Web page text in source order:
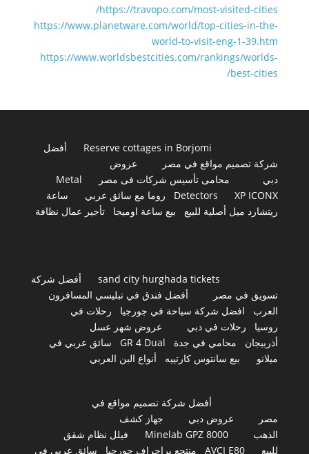
https://travopo.com/most-visited-cities/
https://www.planetware.com/world/top-cities-in-the-
world-to-visit-eng-1-39.htm
https://www.worldsbestcities.com/rankings/worlds-
best-cities/
Reserve cottages in Borjomi
أفضل
شركة تصميم مواقع في مصر
عروض
دبي
محامى تأسيس شركات فى مصر
Metal
Detectors
XP ICONX روما مع سائق عربي
ساعة
ريتشارد ميل أصلية للبيع
بيع ساعة اوميجا تأجير عمال نظافة
sand city hurghada tickets
أفضل شركة
تسويق في مصر
أفضل فندق في تبليسي المسافرون
العرب
افضل شركة سياحة في جورجيا
رحلات في
روسيا
رحلات في دبي
عروض شهر عسل
أذربيجان
محامي في جدة GR 4 Dual
سائق عربي في
ميلانو
بيع سانتوس كارتييه أنواع البن العربي
أفضل شركة تصميم مواقع في
مصر
عروض دبي
جهاز كشف
الذهب
Minelab GPZ 8000
فيلل نظام شقق
للبيع
AVCI E80 منتجع براجراف جورجيا سائق عربي في